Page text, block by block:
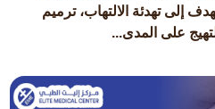
إلى تهدئة الالتهاب، ترميم
على المدى...